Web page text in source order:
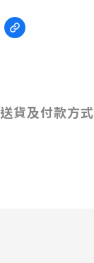
送貨及付款方式